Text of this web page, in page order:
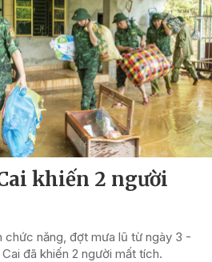
khiến 2 người
chức năng, đợt mưa lũ từ ngày 3 -
đã khiến 2 người mất tích.